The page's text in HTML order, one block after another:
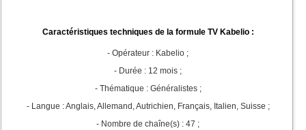
Caractéristiques techniques de la formule TV Kabelio :
- Opérateur : Kabelio ;
- Durée : 12 mois ;
- Thématique : Généralistes ;
- Langue : Anglais, Allemand, Autrichien, Français, Italien, Suisse ;
- Nombre de chaîne(s) : 47 ;